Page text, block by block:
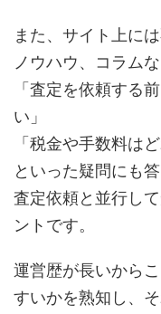
また、サイト上に
ノウハウ、コラム
「査定を依頼する
い」
「税金や手数料は
といった疑問にも
査定依頼と並行し
ントです。
運営歴が長いから
すいかを熟知し、